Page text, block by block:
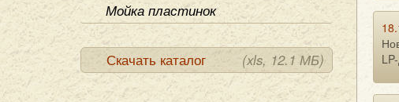
Мойка пластинок
Скачать каталог (xls, 12.1 МБ)